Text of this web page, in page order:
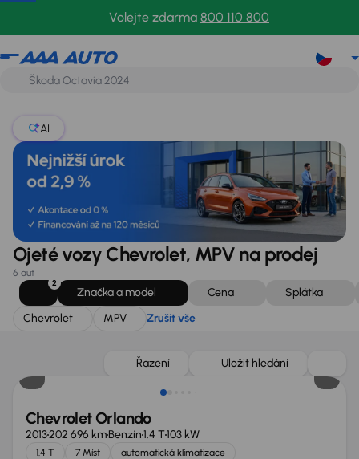
Volejte zdarma 800 110 800
Chevrolet
AI
Ojeté vozy Chevrolet, MPV na prodej
6 aut
2
Značka a model Cena
Splátka
Chevrolet
MPV Zrušit vše
Řazení Uložit hledání
Zlevněno o 10 000 Kč
Chevrolet Orlando
2013202 696 kmBenzín1.4 T103 kW
1.4 T 7 Míst automatická klimatizace